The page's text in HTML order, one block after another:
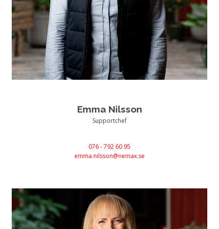
Emma Nilsson
Supportchef
076 - 792 60 95
emma.nilsson@nemax.se